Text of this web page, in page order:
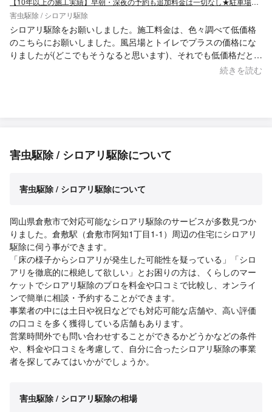
害虫駆除 / シロアリ駆除
シロアリ駆除をお願いしました。施工料金は、色々調べて低価格
のこちらにお願いしました。風呂場とトイレでプラスの価格にな
りましたが(どこでもそうなると思います)、それでも低価格だと思
います。遠くから来てくださり、色々な質問にも丁寧に答えてく
続きを読む
害虫駆除 / シロアリ駆除について
害虫駆除 / シロアリ駆除について
岡山県倉敷市で対応可能なシロアリ駆除のサービスが多数見つか
りました。倉敷駅（倉敷市阿知1丁目1-1）周辺の住宅にシロアリ
駆除に伺う事ができます。
「床の様子からシロアリが発生した可能性を疑っている」「シロ
アリを徹底的に根絶して欲しい」とお困りの方は、くらしのマー
ケットでシロアリ駆除のプロを料金や口コミで比較し、オンライ
ンで簡単に相談・予約することができます。
事業者の中には土日や祝日などでも対応可能な店舗や、高い評価
の口コミを多く獲得している店舗もあります。
営業時間外でも問い合わせすることができるかどうかなどの条件
や、料金や口コミを考慮して、自分に合ったシロアリ駆除の事業
者を探してみてはいかがでしょうか。
害虫駆除 / シロアリ駆除の相場